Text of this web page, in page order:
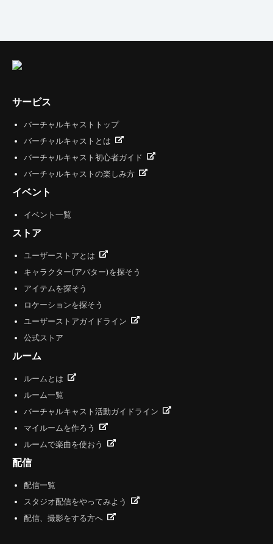
サービス
バーチャルキャストトップ
バーチャルキャストとは
バーチャルキャスト初心者ガイド
バーチャルキャストの楽しみ方
イベント
イベント一覧
ストア
ユーザーストアとは
キャラクター(アバター)を探そう
アイテムを探そう
ロケーションを探そう
ユーザーストアガイドライン
公式ストア
ルーム
ルームとは
ルーム一覧
バーチャルキャスト活動ガイドライン
マイルームを作ろう
ルームで楽曲を使おう
配信
配信一覧
スタジオ配信をやってみよう
配信、撮影をする方へ